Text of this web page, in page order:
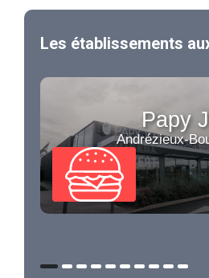
Les établissements
Papy
Andrézieux-